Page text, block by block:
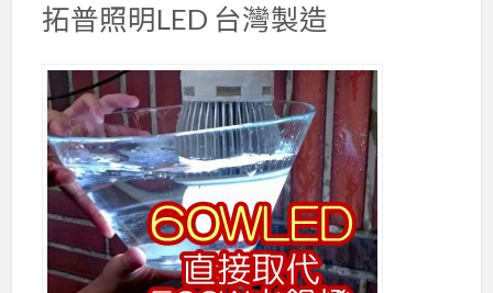
拓普照明LED 台灣製造